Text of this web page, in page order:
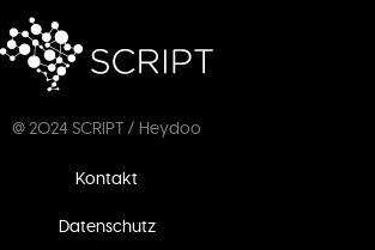
@ 2024 SCRIPT / Heydoo
Kontakt
Datenschutz